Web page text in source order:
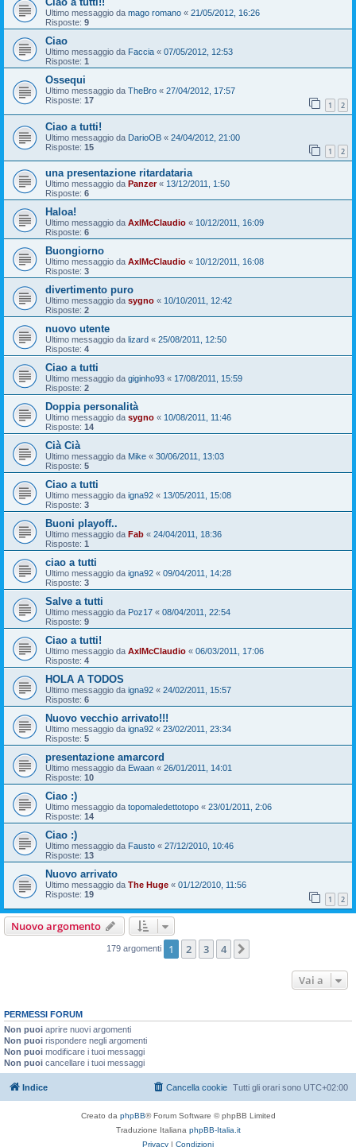
Ultimo messaggio da mago romano « 21/05/2012, 16:26
Risposte: 9
Ciao
Ultimo messaggio da Faccia « 07/05/2012, 12:53
Risposte: 1
Ossequi
Ultimo messaggio da TheBro « 27/04/2012, 17:57
Risposte: 17 1 2
Ciao a tutti!
Ultimo messaggio da DarioOB « 24/04/2012, 21:00
Risposte: 15 1 2
una presentazione ritardataria
Ultimo messaggio da Panzer« 13/12/2011, 1:50
Risposte: 6
Haloa!
Ultimo messaggio da AxlMcClaudio « 10/12/2011, 16:09
Risposte: 6
Buongiorno
Ultimo messaggio da AxlMcClaudio « 10/12/2011, 16:08
Risposte: 3
divertimento puro
Ultimo messaggio da sygno « 10/10/2011, 12:42
Risposte: 2
nuovo utente
Ultimo messaggio da lizard « 25/08/2011, 12:50
Risposte: 4
Ciao a tutti
Ultimo messaggio da giginho93 « 17/08/2011, 15:59
Risposte: 2
Doppia personalità
Ultimo messaggio da sygno « 10/08/2011, 11:46
Risposte: 14
Cià Cià
Ultimo messaggio da Mike « 30/06/2011, 13:03
Risposte: 5
Ciao a tutti
Ultimo messaggio da igna92 « 13/05/2011, 15:08
Risposte: 3
Buoni playoff..
Ultimo messaggio da Fab « 24/04/2011, 18:36
Risposte: 1
ciao a tutti
Ultimo messaggio da igna92 « 09/04/2011, 14:28
Risposte: 3
Salve a tutti
Ultimo messaggio da Poz17 « 08/04/2011, 22:54
Risposte: 9
Ciao a tutti!
Ultimo messaggio da AxlMcClaudio « 06/03/2011, 17:06
Risposte: 4
HOLA A TODOS
Ultimo messaggio da igna92 « 24/02/2011, 15:57
Risposte: 6
Nuovo vecchio arrivato!!!
Ultimo messaggio da igna92 « 23/02/2011, 23:34
Risposte: 5
presentazione amarcord
Ultimo messaggio da Ewaan « 26/01/2011, 14:01
Risposte: 10
Ciao :)
Ultimo messaggio da topomaledettotopo « 23/01/2011, 2:06
Risposte: 14
Ciao :)
Ultimo messaggio da Fausto « 27/12/2010, 10:46
Risposte: 13
Nuovo arrivato
Ultimo messaggio da The Huge « 01/12/2010, 11:56
Risposte: 19 1 2
Nuovo argomento
179 argomenti 1 2 3 4
Vai a
PERMESSI FORUM
Non puoi aprire nuovi argomenti
Non puoi rispondere negli argomenti
Non puoi modificare i tuoi messaggi
Non puoi cancellare i tuoi messaggi
Indice Tutti gli orari sono UTC+02:00
Cancella cookie
Creato da phpBB® Forum Software © phpBB Limited
Traduzione Italiana phpBB-Italia.it
Privacy | Condizioni